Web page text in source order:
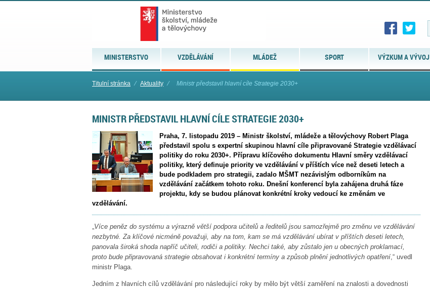
MINISTERSTVO VZDĚLÁVÁNÍ MLÁDEŽ SPORT VÝZKUM A VÝVOJ
Titulní stránka ⁄ Aktuality ⁄ Ministr představil hlavní cíle Strategie 2030+
MINISTR PŘEDSTAVIL HLAVNÍ CÍLE STRATEGIE 2030+
Praha, 7. listopadu 2019 – Ministr školství, mládeže a tělovýchovy Robert Plaga
představil spolu s expertní skupinou hlavní cíle připravované Strategie vzdělávací
politiky do roku 2030+. Přípravu klíčového dokumentu Hlavní směry vzdělávací
politiky, který definuje priority ve vzdělávání v příštích více než deseti letech a
bude podkladem pro strategii, zadalo MŠMT nezávislým odborníkům na
vzdělávání začátkem tohoto roku. Dnešní konferencí byla zahájena druhá fáze
projektu, kdy se budou plánovat konkrétní kroky vedoucí ke změnám ve
vzdělávání.
Více peněz do systému a výrazně větší podpora učitelů a ředitelů jsou samozřejmě pro změnu ve vzdělávání
nezbytné. Za klíčové nicméně považuji, aby na tom, kam se má vzdělávání ubírat v příštích deseti letech,
panovala široká shoda napříč učiteli, rodiči a politiky. Nechci také, aby zůstalo jen u obecných proklamací,
proto bude připravovaná strategie obsahovat i konkrétní termíny a způsob plnění jednotlivých opatření,“ uvedl
ministr Plaga.
Jedním z hlavních cílů vzdělávání pro následující roky by mělo být větší zaměření na znalosti a dovednosti